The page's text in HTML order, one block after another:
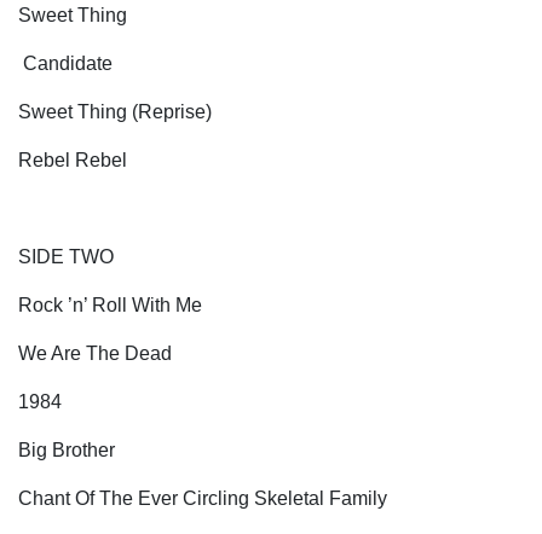
Sweet Thing
Candidate
Sweet Thing (Reprise)
Rebel Rebel
SIDE TWO
Rock ’n’ Roll With Me
We Are The Dead
1984
Big Brother
Chant Of The Ever Circling Skeletal Family